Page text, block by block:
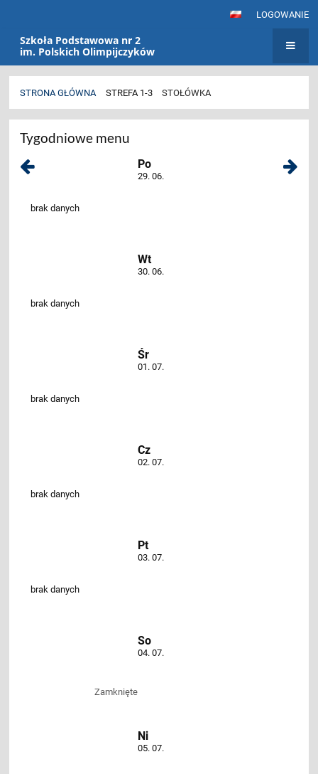
LOGOWANIE
Szkoła Podstawowa nr 2
im. Polskich Olimpijczyków
STRONA GŁÓWNA STREFA 1-3 STOŁÓWKA
Tygodniowe menu
Po
29. 06.
brak danych
Wt
30. 06.
brak danych
Śr
01. 07.
brak danych
Cz
02. 07.
brak danych
Pt
03. 07.
brak danych
So
04. 07.
Zamknięte
Ni
05. 07.